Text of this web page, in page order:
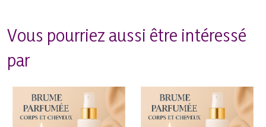
Vous pourriez aussi être intéressé
par